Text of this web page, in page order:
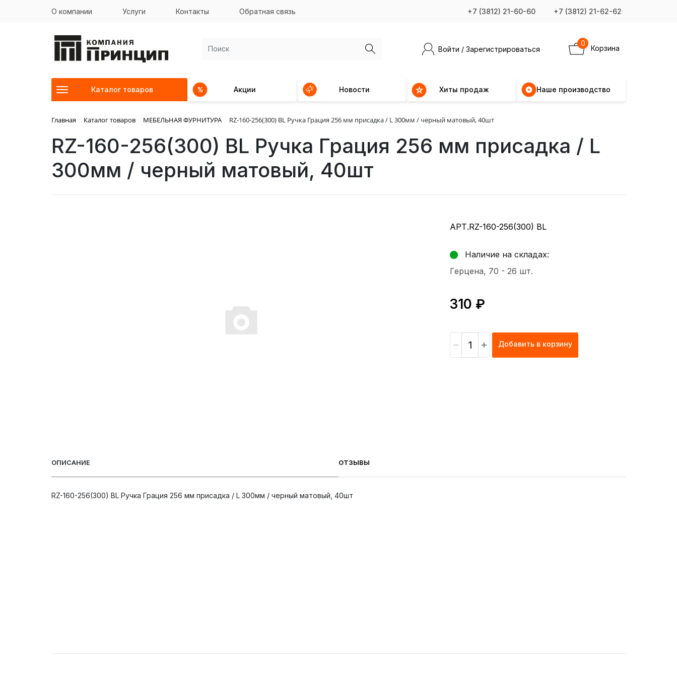
О компании Услуги Контакты Обратная связь +7 (3812) 21-60-60 +7 (3812) 21-62-62
Войти / Зарегистрироваться Корзина
0
Каталог товаров Акции Новости Хиты продаж Наше производство
Главная Каталог товаров МЕБЕЛЬНАЯ ФУРНИТУРА RZ-160-256(300) BL Ручка Грация 256 мм присадка / L 300мм / черный матовый, 40шт
RZ-160-256(300) BL Ручка Грация 256 мм присадка / L
300мм / черный матовый, 40шт
АРТ.RZ-160-256(300) BL
Наличие на складах:
Герцена, 70 - 26 шт.
310 ₽
Добавить в корзину
ОПИСАНИЕ ОТЗЫВЫ
RZ-160-256(300) BL Ручка Грация 256 мм присадка / L 300мм / черный матовый, 40шт